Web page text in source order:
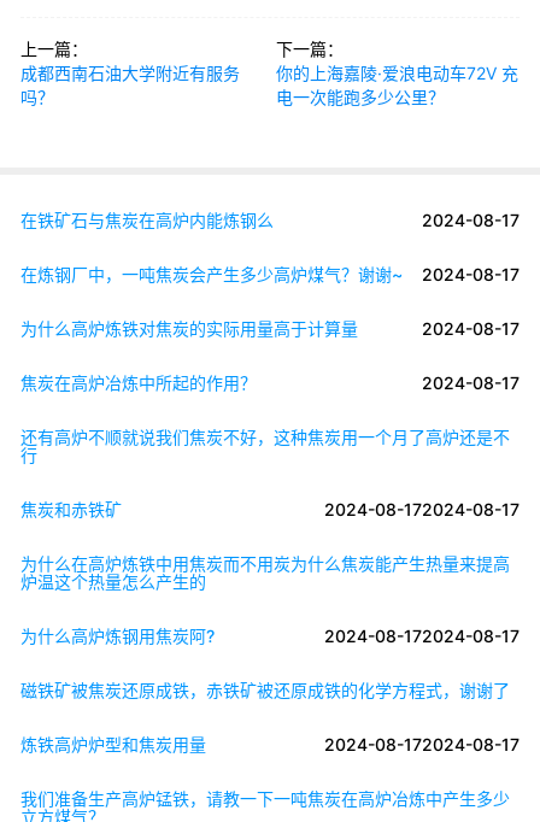
上一篇：
成都西南石油大学附近有服务
吗？
下一篇：
你的上海嘉陵·爱浪电动车72V 充
电一次能跑多少公里？
在铁矿石与焦炭在高炉内能炼钢么 2024-08-17
在炼钢厂中，一吨焦炭会产生多少高炉煤气？谢谢~ 2024-08-17
为什么高炉炼铁对焦炭的实际用量高于计算量 2024-08-17
焦炭在高炉冶炼中所起的作用？ 2024-08-17
还有高炉不顺就说我们焦炭不好，这种焦炭用一个月了高炉还是不
行
2024-08-17
焦炭和赤铁矿 2024-08-17
为什么在高炉炼铁中用焦炭而不用炭为什么焦炭能产生热量来提高
炉温这个热量怎么产生的
2024-08-17
为什么高炉炼钢用焦炭阿? 2024-08-17
磁铁矿被焦炭还原成铁，赤铁矿被还原成铁的化学方程式，谢谢了
2024-08-17
炼铁高炉炉型和焦炭用量 2024-08-17
我们准备生产高炉锰铁，请教一下一吨焦炭在高炉冶炼中产生多少
立方煤气？